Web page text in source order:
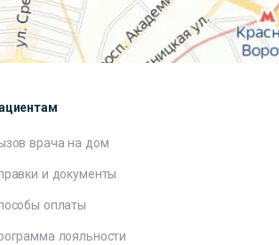
врача на дом
и документы
оплаты
лояльности